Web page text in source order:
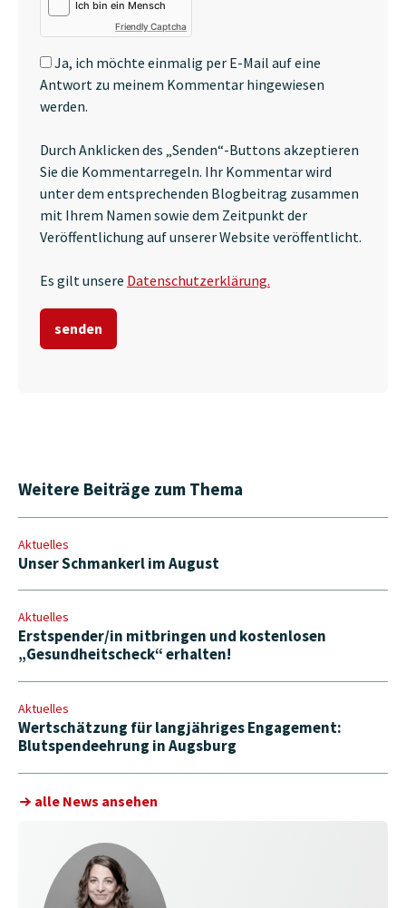
Weitere Beiträge zum Thema
Aktuelles
Unser Schmankerl im August
Aktuelles
Erstspender/in mitbringen und kostenlosen
„Gesundheitscheck“ erhalten!
Aktuelles
Wertschätzung für langjähriges Engagement:
Blutspendeehrung in Augsburg
alle News ansehen
Friendly Captcha
Ja, ich möchte einmalig per E-Mail auf eine
Antwort zu meinem Kommentar hingewiesen
werden.
Durch Anklicken des „Senden“-Buttons akzeptieren
Sie die Kommentarregeln. Ihr Kommentar wird
unter dem entsprechenden Blogbeitrag zusammen
mit Ihrem Namen sowie dem Zeitpunkt der
Veröffentlichung auf unserer Website veröffentlicht.
Es gilt unsere Datenschutzerklärung.